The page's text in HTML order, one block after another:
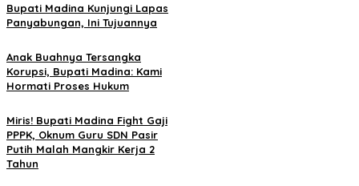
Bupati Madina Kunjungi Lapas
Panyabungan, Ini Tujuannya
Anak Buahnya Tersangka
Korupsi, Bupati Madina: Kami
Hormati Proses Hukum
Miris! Bupati Madina Fight Gaji
PPPK, Oknum Guru SDN Pasir
Putih Malah Mangkir Kerja 2
Tahun